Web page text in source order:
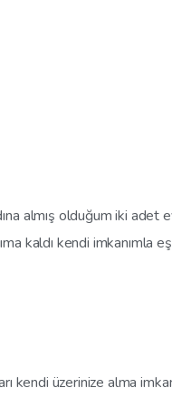
almış olduğum iki
kaldı kendi imkanımla
kendi üzerinize alma